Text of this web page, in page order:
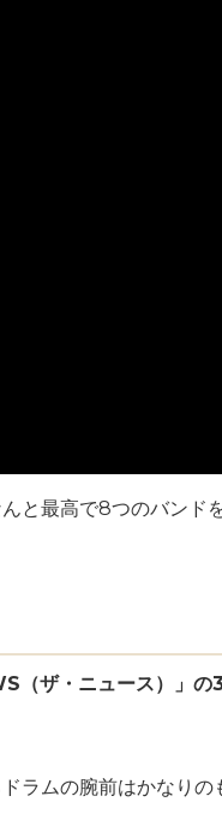
と最高で8つのバンド
（ザ・ニュース）」の
ラムの腕前はかなりの